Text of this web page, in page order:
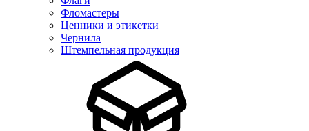
Фломастеры
Ценники и этикетки
Чернила
Штемпельная продукция